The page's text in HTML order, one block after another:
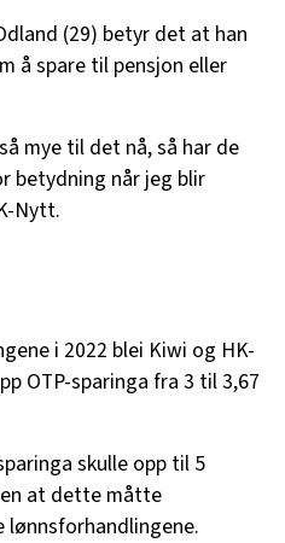
(29) betyr det at han
å spare til pensjon eller
mye til det nå, så har de
betydning når jeg blir
Nytt.
i 2022 blei Kiwi og HK-
OTP-sparinga fra 3 til 3,67
skulle opp til 5
at dette måtte